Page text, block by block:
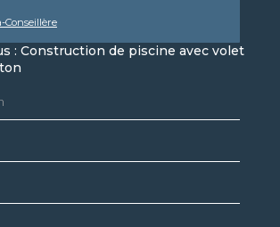
Conseillère
: Construction de piscine avec volet